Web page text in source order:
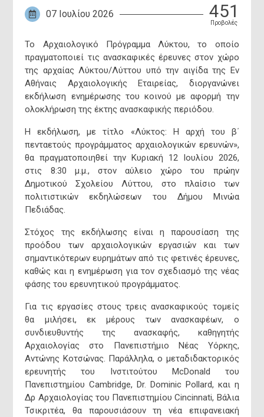
451
Προβολές
07 Ιουλίου 2026
Το Αρχαιολογικό Πρόγραμμα Λύκτου, το οποίο
πραγματοποιεί τις ανασκαφικές έρευνες στον χώρο
της αρχαίας Λύκτου/Λύττου υπό την αιγίδα της Εν
Αθήναις Αρχαιολογικής Εταιρείας, διοργανώνει
εκδήλωση ενημέρωσης του κοινού με αφορμή την
ολοκλήρωση της έκτης ανασκαφικής περιόδου.
Η εκδήλωση, με τίτλο «Λύκτος: Η αρχή του β΄
πενταετούς προγράμματος αρχαιολογικών ερευνών»,
θα πραγματοποιηθεί την Κυριακή 12 Ιουλίου 2026,
στις 8:30 μ.μ., στον αύλειο χώρο του πρώην
Δημοτικού Σχολείου Λύττου, στο πλαίσιο των
πολιτιστικών εκδηλώσεων του Δήμου Μινώα
Πεδιάδας.
Στόχος της εκδήλωσης είναι η παρουσίαση της
προόδου των αρχαιολογικών εργασιών και των
σημαντικότερων ευρημάτων από τις φετινές έρευνες,
καθώς και η ενημέρωση για τον σχεδιασμό της νέας
φάσης του ερευνητικού προγράμματος.
Για τις εργασίες στους τρεις ανασκαφικούς τομείς
θα μιλήσει, εκ μέρους των ανασκαφέων, ο
συνδιευθυντής της ανασκαφής, καθηγητής
Αρχαιολογίας στο Πανεπιστήμιο Νέας Υόρκης,
Αντώνης Κοτσώνας. Παράλληλα, ο μεταδιδακτορικός
ερευνητής του Ινστιτούτου McDonald του
Πανεπιστημίου Cambridge, Dr. Dominic Pollard, και η
Δρ Αρχαιολογίας του Πανεπιστημίου Cincinnati, Βάλια
Τσικριτέα, θα παρουσιάσουν τη νέα επιφανειακή
Δήμαρχος